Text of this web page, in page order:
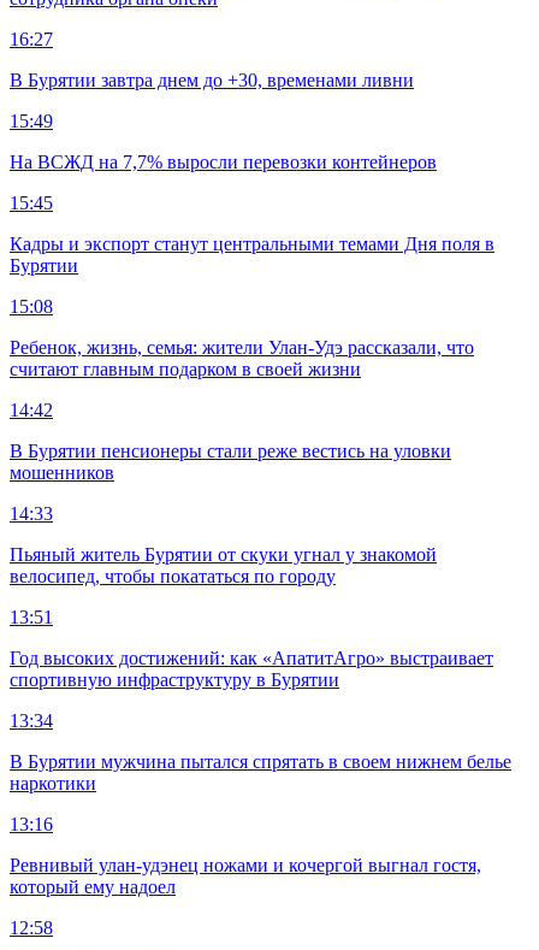
16:27
В Бурятии завтра днем до +30, временами ливни
15:49
На ВСЖД на 7,7% выросли перевозки контейнеров
15:45
Кадры и экспорт станут центральными темами Дня поля в
Бурятии
15:08
Ребенок, жизнь, семья: жители Улан-Удэ рассказали, что
считают главным подарком в своей жизни
14:42
В Бурятии пенсионеры стали реже вестись на уловки
мошенников
14:33
Пьяный житель Бурятии от скуки угнал у знакомой
велосипед, чтобы покататься по городу
13:51
Год высоких достижений: как «АпатитАгро» выстраивает
спортивную инфраструктуру в Бурятии
13:34
В Бурятии мужчина пытался спрятать в своем нижнем белье
наркотики
13:16
Ревнивый улан-удэнец ножами и кочергой выгнал гостя,
который ему надоел
12:58